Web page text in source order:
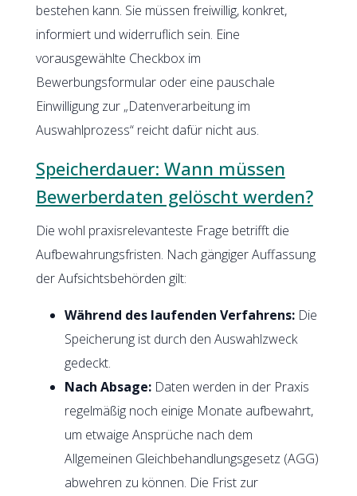
bestehen kann. Sie müssen freiwillig, konkret,
informiert und widerruflich sein. Eine
vorausgewählte Checkbox im
Bewerbungsformular oder eine pauschale
Einwilligung zur „Datenverarbeitung im
Auswahlprozess“ reicht dafür nicht aus.
Speicherdauer: Wann müssen
Bewerberdaten gelöscht werden?
Die wohl praxisrelevanteste Frage betrifft die
Aufbewahrungsfristen. Nach gängiger Auffassung
der Aufsichtsbehörden gilt:
Während des laufenden Verfahrens:Die
Speicherung ist durch den Auswahlzweck
gedeckt.
Nach Absage:Daten werden in der Praxis
regelmäßig noch einige Monate aufbewahrt,
um etwaige Ansprüche nach dem
Allgemeinen Gleichbehandlungsgesetz (AGG)
abwehren zu können. Die Frist zur